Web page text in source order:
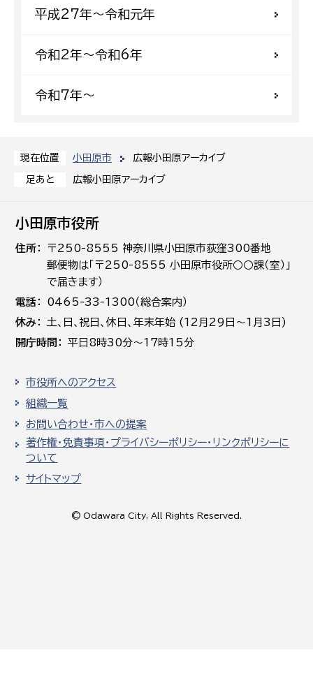
現在位置 小田原市 広報小田原アーカイブ
足あと 広報小田原アーカイブ
平成27年〜令和元年
令和2年〜令和6年
令和7年〜
小田原市役所
住所
〒250-8555 神奈川県小田原市荻窪300番地
郵便物は「〒250-8555 小田原市役所○○課（室）」
で届きます）
電話
0465-33-1300（総合案内）
休み
土､日､祝日、休日、年末年始 (12月29日～1月3日)
開庁時間
平日8時30分～17時15分
市役所へのアクセス
組織一覧
お問い合わせ・市への提案
著作権・免責事項・プライバシーポリシー・リンクポリシーに
ついて
サイトマップ
© Odawara City, All Rights Reserved.